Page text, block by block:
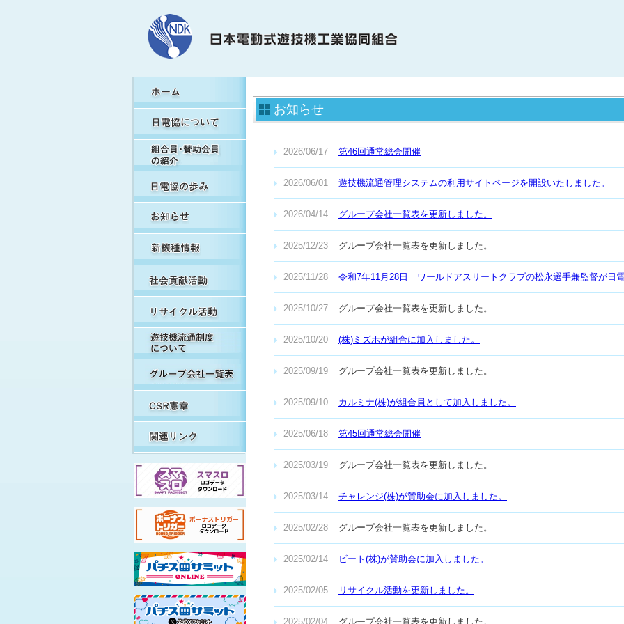
日電協について
組合員・賛助会員の紹介
日電協の歩み（関連事象を含む）
社会貢献活動
遊技機流通制度について
グループ会社一覧表
関連リンク集
お知らせ
2026/06/17 第46回通常総会開催
2026/06/01 遊技機流通管理システムの利用サイトページを開設いたしました。
2026/04/14 グループ会社一覧表を更新しました。
2025/12/23 グループ会社一覧表を更新しました。
2025/11/28 令和7年11月28日 ワールドアスリートクラブの松永選手兼監督が日
2025/10/27 グループ会社一覧表を更新しました。
2025/10/20 (株)ミズホが組合に加入しました。
2025/09/19 グループ会社一覧表を更新しました。
2025/09/10 カルミナ(株)が組合員として加入しました。
2025/06/18 第45回通常総会開催
2025/03/19 グループ会社一覧表を更新しました。
2025/03/14 チャレンジ(株)が賛助会に加入しました。
2025/02/28 グループ会社一覧表を更新しました。
2025/02/14 ビート(株)が賛助会に加入しました。
2025/02/05 リサイクル活動を更新しました。
2025/02/04 グループ会社一覧表を更新しました。